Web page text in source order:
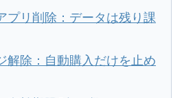
プリ削除：データは残り課
解除：自動購入だけを止め